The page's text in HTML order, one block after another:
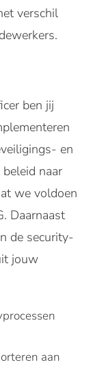
verschil
ben jij
en
naar
we voldoen
Daarnaast
de security-
jouw
aan